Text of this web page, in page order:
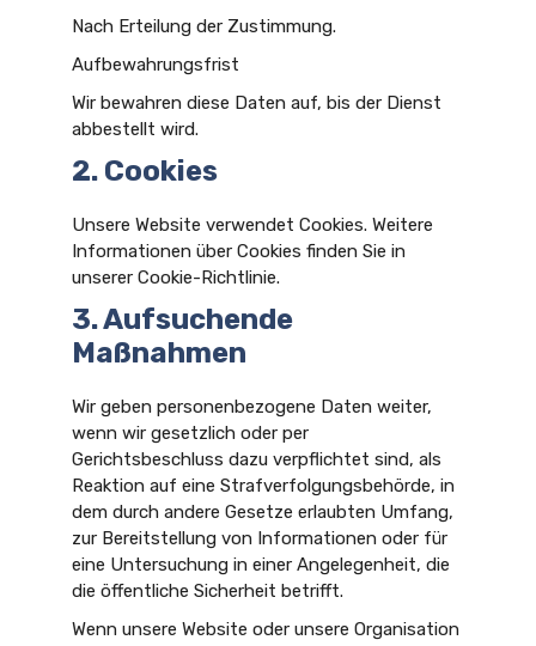
Nach Erteilung der Zustimmung.
Aufbewahrungsfrist
Wir bewahren diese Daten auf, bis der Dienst
abbestellt wird.
2. Cookies
Unsere Website verwendet Cookies. Weitere
Informationen über Cookies finden Sie in
unserer Cookie-Richtlinie.
3. Aufsuchende
Maßnahmen
Wir geben personenbezogene Daten weiter,
wenn wir gesetzlich oder per
Gerichtsbeschluss dazu verpflichtet sind, als
Reaktion auf eine Strafverfolgungsbehörde, in
dem durch andere Gesetze erlaubten Umfang,
zur Bereitstellung von Informationen oder für
eine Untersuchung in einer Angelegenheit, die
die öffentliche Sicherheit betrifft.
Wenn unsere Website oder unsere Organisation